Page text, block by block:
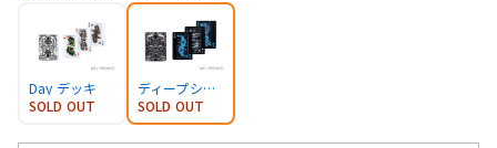
Day デッキ
SOLD OUT
ディープシー デッキ
SOLD OUT